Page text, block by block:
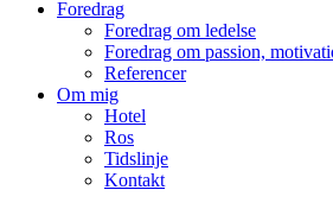
Foredrag
Foredrag om ledelse
Foredrag om passion,
Referencer
Om mig
Hotel
Ros
Tidslinje
Kontakt